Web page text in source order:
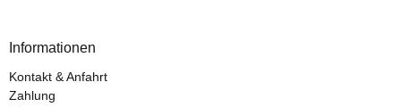
Informationen
Kontakt & Anfahrt
Zahlung